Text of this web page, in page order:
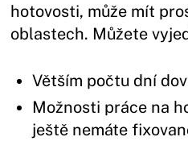
hotovosti, může mít
oblastech. Můžete
Větším počtu dní
Možnosti práce na
ještě nemáte